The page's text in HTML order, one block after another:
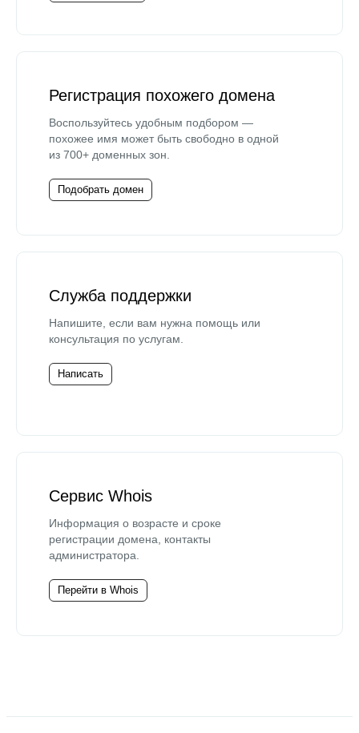
Регистрация похожего домена
Воспользуйтесь удобным подбором —
похожее имя может быть свободно в одной
из 700+ доменных зон.
Подобрать домен
Служба поддержки
Напишите, если вам нужна помощь или
консультация по услугам.
Написать
Сервис Whois
Информация о возрасте и сроке
регистрации домена, контакты
администратора.
Перейти в Whois